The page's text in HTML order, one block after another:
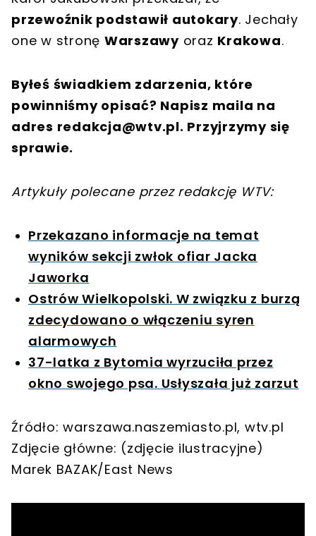
przewoźnik podstawił autokary. Jechały
one w stronę Warszawyoraz Krakowa.
Byłeś świadkiem zdarzenia, które
powinniśmy opisać? Napisz maila na
adres redakcja@wtv.pl. Przyjrzymy się
sprawie.
Artykuły polecane przez redakcję WTV:
Przekazano informacje na temat
wyników sekcji zwłok ofiar Jacka
Jaworka
Ostrów Wielkopolski. W związku z burzą
zdecydowano o włączeniu syren
alarmowych
37-latka z Bytomia wyrzuciła przez
okno swojego psa. Usłyszała już zarzut
Źródło: warszawa.naszemiasto.pl, wtv.pl
Zdjęcie główne: (zdjęcie ilustracyjne)
Marek BAZAK/East News